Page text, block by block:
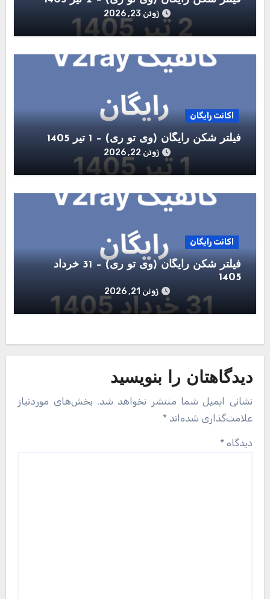
ژوئن 23, 2026
اکانت رایگان
فیلتر شکن رایگان (وی تو ری) – 1 تیر 1405
ژوئن 22, 2026
اکانت رایگان
فیلتر شکن رایگان (وی تو ری) – 31 خرداد
1405
ژوئن 21, 2026
دیدگاهتان را بنویسید
نشانی ایمیل شما منتشر نخواهد شد. بخش‌های موردنیاز
علامت‌گذاری شده‌اند *
دیدگاه *